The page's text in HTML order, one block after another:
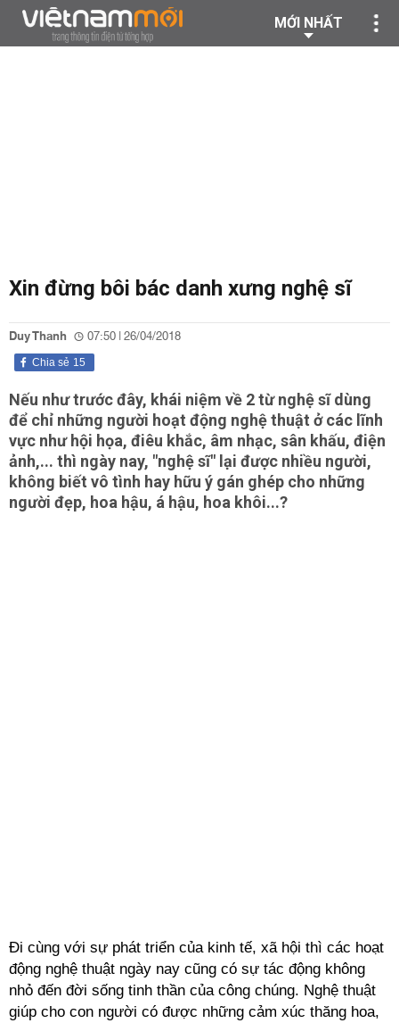
MỚI NHẤT
Xin đừng bôi bác danh xưng nghệ sĩ
Duy Thanh 07:50 | 26/04/2018
15
Chia sẻ
Nếu như trước đây, khái niệm về 2 từ nghệ sĩ dùng
để chỉ những người hoạt động nghệ thuật ở các lĩnh
vực như hội họa, điêu khắc, âm nhạc, sân khấu, điện
ảnh,... thì ngày nay, "nghệ sĩ" lại được nhiều người,
không biết vô tình hay hữu ý gán ghép cho những
người đẹp, hoa hậu, á hậu, hoa khôi...?
Đi cùng với sự phát triển của kinh tế, xã hội thì các hoạt
động nghệ thuật ngày nay cũng có sự tác động không
nhỏ đến đời sống tinh thần của công chúng. Nghệ thuật
giúp cho con người có được những cảm xúc thăng hoa,